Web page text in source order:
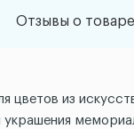
Отзывы о товаре
цветов из
украшения